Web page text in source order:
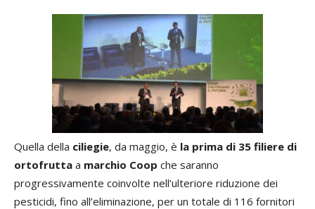
Quella della ciliegie, da maggio, è la prima di 35 filiere di
ortofrutta a marchio Coop che saranno
progressivamente coinvolte nell’ulteriore riduzione dei
pesticidi, fino all’eliminazione, per un totale di 116 fornitori